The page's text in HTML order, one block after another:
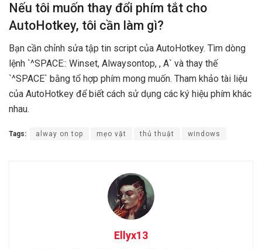
Nếu tôi muốn thay đổi phím tắt cho
AutoHotkey, tôi cần làm gì?
Bạn cần chỉnh sửa tập tin script của AutoHotkey. Tìm dòng
lệnh `^SPACE:: Winset, Alwaysontop, , A` và thay thế
`^SPACE` bằng tổ hợp phím mong muốn. Tham khảo tài liệu
của AutoHotkey để biết cách sử dụng các ký hiệu phím khác
nhau.
Tags: alway on top mẹo vặt thủ thuật windows
Ellyx13